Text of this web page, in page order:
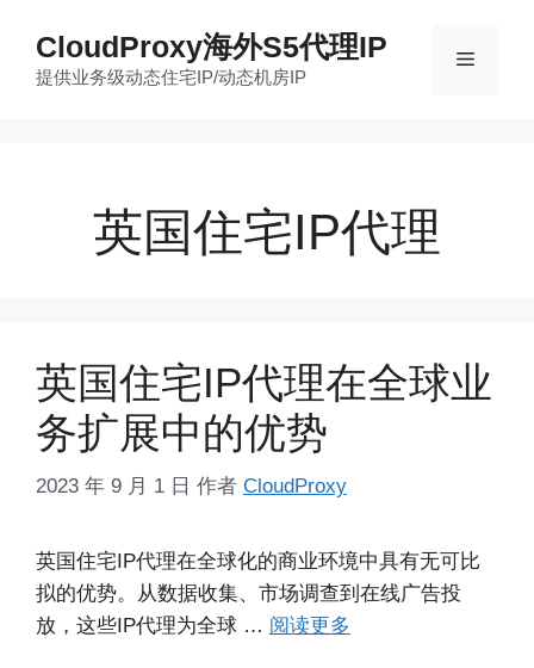
CloudProxy海外S5代理IP
提供业务级动态住宅IP/动态机房IP
菜
英国住宅IP代理
英国住宅IP代理在全球业
务扩展中的优势
2023 年 9 月 1 日 作者 CloudProxy
英国住宅IP代理在全球化的商业环境中具有无可比
拟的优势。从数据收集、市场调查到在线广告投
放，这些IP代理为全球 … 阅读更多